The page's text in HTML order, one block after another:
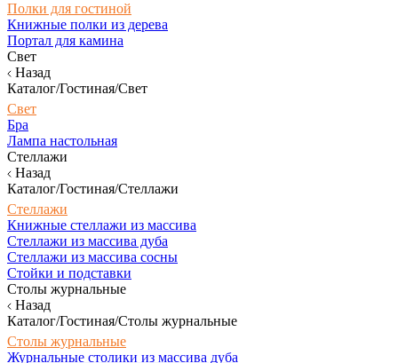
Полки для гостиной
Книжные полки из дерева
Портал для камина
Свет
Назад
Каталог/Гостиная/Свет
Свет
Бра
Лампа настольная
Стеллажи
Назад
Каталог/Гостиная/Стеллажи
Стеллажи
Книжные стеллажи из массива
Стеллажи из массива дуба
Стеллажи из массива сосны
Стойки и подставки
Столы журнальные
Назад
Каталог/Гостиная/Столы журнальные
Столы журнальные
Журнальные столики из массива дуба